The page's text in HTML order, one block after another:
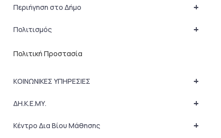
+
Περιήγηση στο Δήμο
+
Πολιτισμός
Πολιτική Προστασία
+
ΚΟΙΝΩΝΙΚΕΣ ΥΠΗΡΕΣΙΕΣ
+
ΔΗ.Κ.Ε.ΜΥ.
+
Κέντρο Δια Βίου Μάθησης